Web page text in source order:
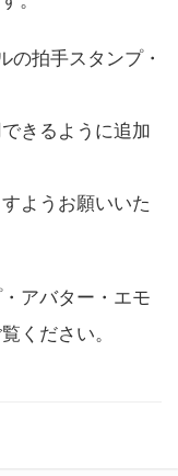
の拍手スタンプ・
きるように追加
ようお願いいた
アバター・エモ
ください。